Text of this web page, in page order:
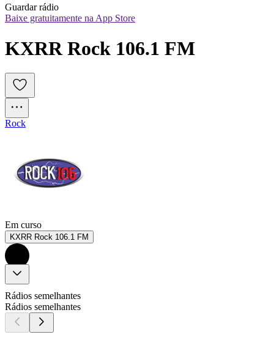
Guardar rádio
Baixe gratuitamente na App Store
KXRR Rock 106.1 FM
Rock
Em curso
KXRR Rock 106.1 FM
Rádios semelhantes
Rádios semelhantes